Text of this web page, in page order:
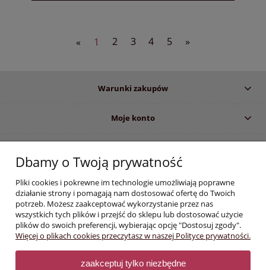
« 1 2 3 4 5 »
Warunki zakupów
Moje konto
Informujemy, iż zgodnie z obowiązującymi przepisami prawa, dostęp do
określonych produktów i informacji wyświetlanych na stronie, zastrzeżony
jest dla profesjonalistów z branży stomatologicznej i medycznej. Dokonując
zakupów w sklepie e-medyczne.com oświadczasz :
Jestem specjalistą w dziedzinie stomatologii lub osobą związaną
zawodowo z branżą dentystyczną lub medyczną. Mam świadomość,
że treści zamieszczane na niniejszej stronie mogą zawierać między
innymi wiadomości na temat wyrobów niebezpiecznych dla zdrowia i
Dbamy o Twoją prywatność
Pliki cookies i pokrewne im technologie umożliwiają poprawne
działanie strony i pomagają nam dostosować ofertę do Twoich
potrzeb. Możesz zaakceptować wykorzystanie przez nas
wszystkich tych plików i przejść do sklepu lub dostosować użycie
plików do swoich preferencji, wybierając opcję "Dostosuj zgody".
Więcej o plikach cookies przeczytasz w naszej Polityce prywatności.
zaakceptuj tylko niezbędne